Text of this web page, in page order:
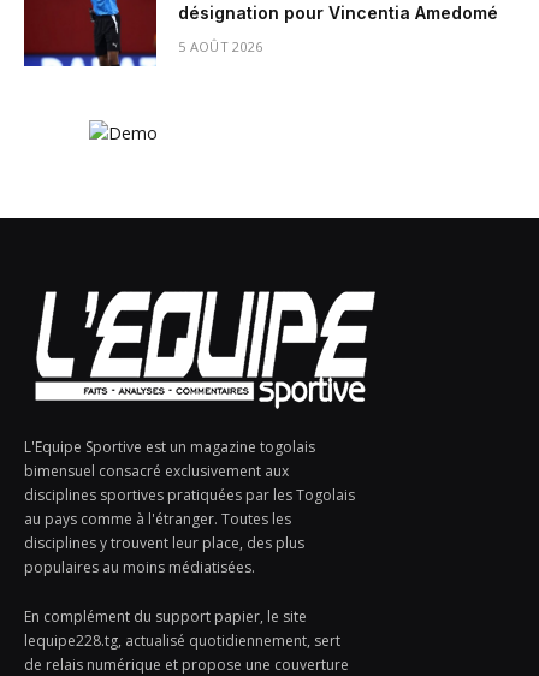
désignation pour Vincentia Amedomé
5 AOÛT 2026
L'Equipe Sportive est un magazine togolais
bimensuel consacré exclusivement aux
disciplines sportives pratiquées par les Togolais
au pays comme à l'étranger. Toutes les
disciplines y trouvent leur place, des plus
populaires au moins médiatisées.
En complément du support papier, le site
lequipe228.tg, actualisé quotidiennement, sert
de relais numérique et propose une couverture